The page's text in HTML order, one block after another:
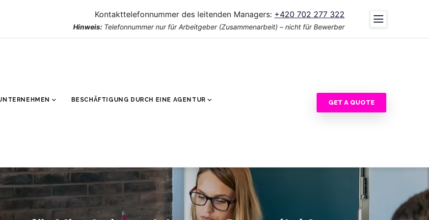
Kontakttelefonnummer des leitenden Managers: +420 702 277 322
Hinweis: Telefonnummer nur für Arbeitgeber (Zusammenarbeit) – nicht für Bewerber
BESCHÄFTIGUNG DURCH EINE AGENTUR GET A QUOTE